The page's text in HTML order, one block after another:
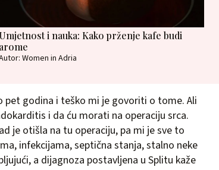
Umjetnost i nauka: Kako prženje kafe budi
arome
Women in Adria
pet godina i teško mi je govoriti o tome. Ali
i da ću morati na operaciju srca.
je otišla na tu operaciju, pa mi je sve to
infekcijama, septična stanja, stalno neke
a dijagnoza postavljena u Splitu kaže